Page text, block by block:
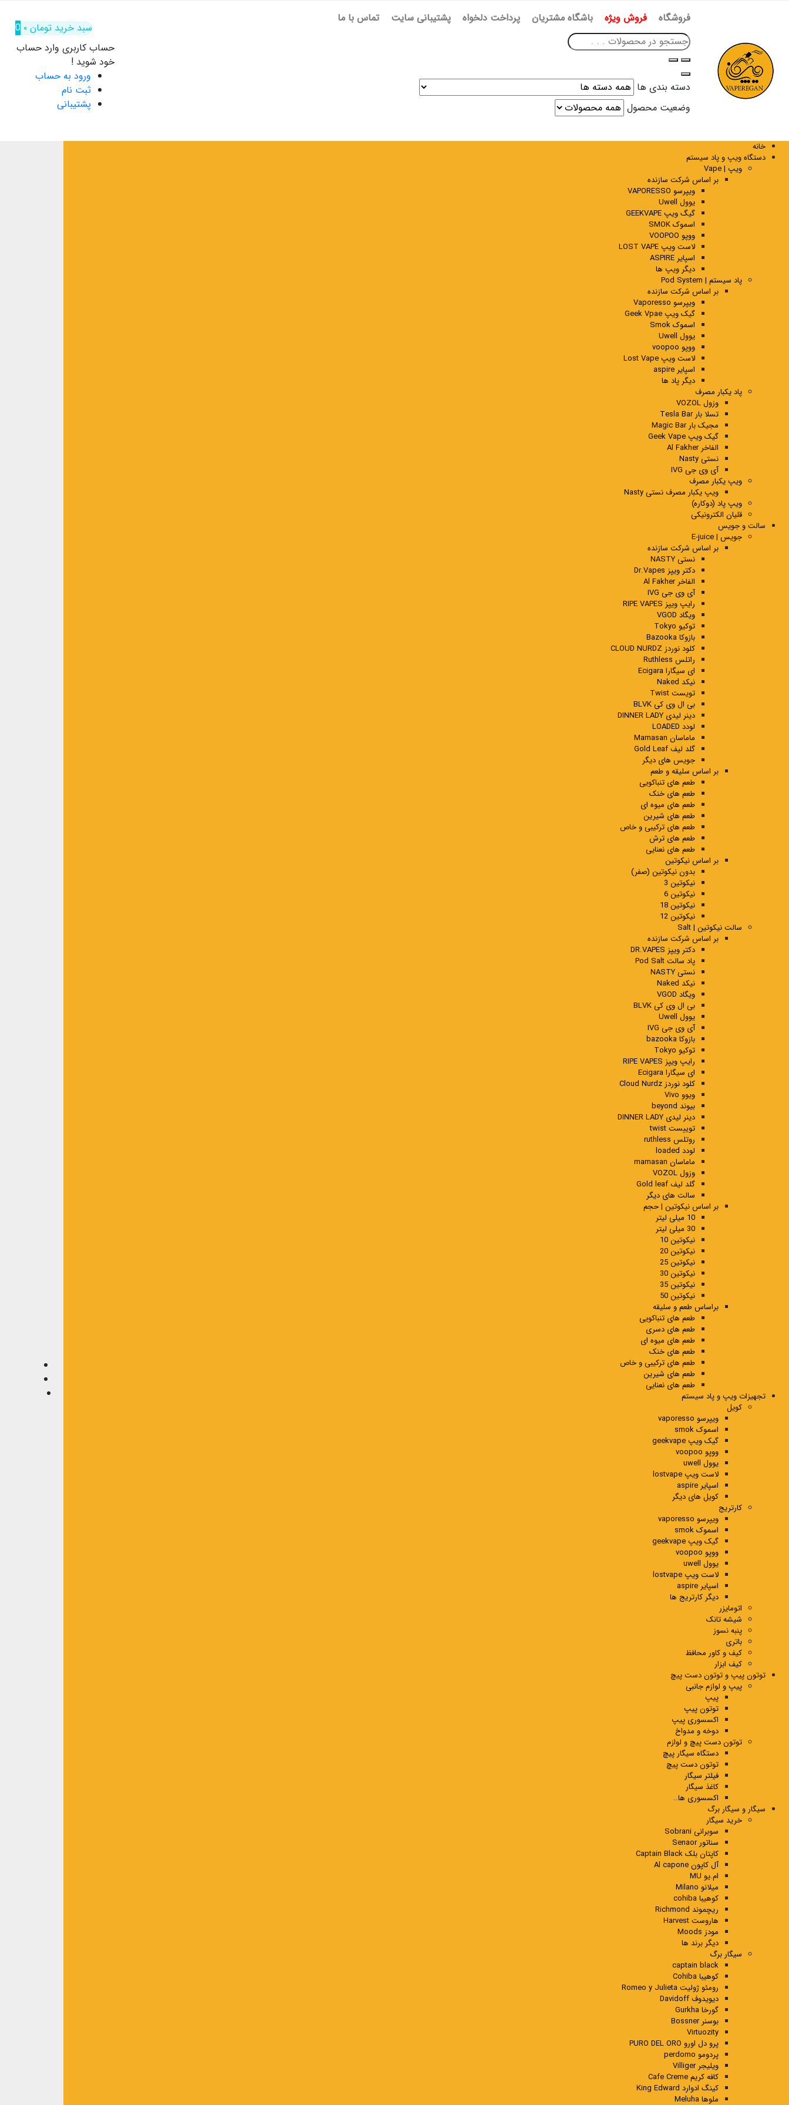
فروشگاه فروش ویژه باشگاه مشتریان پرداخت دلخواه پشتیبانی سایت تماس با ما
دسته بندی ها
وضعیت محصول
سبد خرید تومان۰
0
حساب کاربری وارد حساب
خود شوید !
ورود به حساب
ثبت نام
پشتیبانی
خانه
دستگاه ویپ و پاد سیستم
ویپ | Vape
بر اساس شرکت سازنده
ویپرسو VAPORESSO
یوول Uwell
گیگ ویپ GEEKVAPE
اسموک SMOK
ووپو VOOPOO
لاست ویپ LOST VAPE
اسپایر ASPIRE
دیگر ویپ ها
پاد سیستم | Pod System
بر اساس شرکت سازنده
ویپرسو Vaporesso
گیک ویپ Geek Vpae
اسموک Smok
یوول Uwell
ووپو voopoo
لاست ویپ Lost Vape
اسپایر aspire
دیگر پاد ها
پاد یکبار مصرف
وزول VOZOL
تسلا بار Tesla Bar
مجیک بار Magic Bar
گیک ویپ Geek Vape
الفاخر Al Fakher
نستی Nasty
آی وی جی IVG
ویپ یکبار مصرف
ویپ یکبار مصرف نستی Nasty
ویپ پاد (دوکاره)
قلیان الکترونیکی
سالت و جویس
جویس | E-juice
بر اساس شرکت سازنده
نستی NASTY
دکتر ویپز Dr.Vapes
الفاخر Al Fakher
آی وی جی IVG
رایپ ویپز RIPE VAPES
ویگاد VGOD
توکیو Tokyo
بازوکا Bazooka
کلود نوردز CLOUD NURDZ
راتلس Ruthless
ای سیگارا Ecigara
نیکد Naked
تویست Twist
بی ال وی کی BLVK
دینر لیدی DINNER LADY
لودد LOADED
ماماسان Mamasan
گلد لیف Gold Leaf
جویس های دیگر
بر اساس سلیقه و طعم
طعم های تنباکویی
طعم های خنک
طعم های میوه ای
طعم های شیرین
طعم های ترکیبی و خاص
طعم های ترش
طعم های نعنایی
بر اساس نیکوتین
بدون نیکوتین (صفر)
نیکوتین 3
نیکوتین 6
نیکوتین 18
نیکوتین 12
سالت نیکوتین | Salt
بر اساس شرکت سازنده
دکتر ویپز DR.VAPES
پاد سالت Pod Salt
نستی NASTY
نیکد Naked
ویگاد VGOD
بی ال وی کی BLVK
یوول Uwell
آی وی جی IVG
بازوکا bazooka
توکیو Tokyo
رایپ ویپز RIPE VAPES
ای سیگارا Ecigara
کلود نوردز Cloud Nurdz
ویوو Vivo
بیوند beyond
دینر لیدی DINNER LADY
توییست twist
روتلس ruthless
لودد loaded
ماماسان mamasan
وزول VOZOL
گلد لیف Gold leaf
سالت های دیگر
بر اساس نیکوتین | حجم
10 میلی لیتر
30 میلی لیتر
نیکوتین 10
نیکوتین 20
نیکوتین 25
نیکوتین 30
نیکوتین 35
نیکوتین 50
براساس طعم و سلیقه
طعم های تنباکویی
طعم های دسری
طعم های میوه ای
طعم های خنک
طعم های ترکیبی و خاص
طعم های شیرین
طعم های نعنایی
تجهیزات ویپ و پاد سیستم
کویل
ویپرسو vaporesso
اسموک smok
گیک ویپ geekvape
ووپو voopoo
یوول uwell
لاست ویپ lostvape
اسپایر aspire
کویل های دیگر
کارتریج
ویپرسو vaporesso
اسموک smok
گیک ویپ geekvape
ووپو voopoo
یوول uwell
لاست ویپ lostvape
اسپایر aspire
دیگر کارتریج ها
اتومایزر
شیشه تانک
پنبه نسوز
باتری
کیف و کاور محافظ
کیف ابزار
توتون پیپ و توتون دست پیچ
پیپ و لوازم جانبی
پیپ
توتون پیپ
اکسسوری پیپ
دوخه و مدواخ
توتون دست پیچ و لوازم
دستگاه سیگار پیچ
توتون دست پیچ
فیلتر سیگار
کاغذ سیگار
اکسسوری ها..
سیگار و سیگار برگ
خرید سیگار
سوبرانی Sobrani
سناتور Senaor
کاپتان بلک Captain Black
آل کاپون Al capone
ام.یو MU
میلانو Milano
کوهیبا cohiba
ریچموند Richmond
هاروست Harvest
مودز Moods
دیگر برند ها
سیگار برگ
captain black
کوهیبا Cohiba
رومئو ژولیت Romeo y Julieta
دیویدوف Davidoff
گورخا Gurkha
بوسنر Bossner
Virtuozity
پرو دل اورو PURO DEL ORO
پردومو perdomo
ویلیجر Villiger
کافه کریم Cafe Creme
کینگ ادوارد King Edward
ملوها Meluha